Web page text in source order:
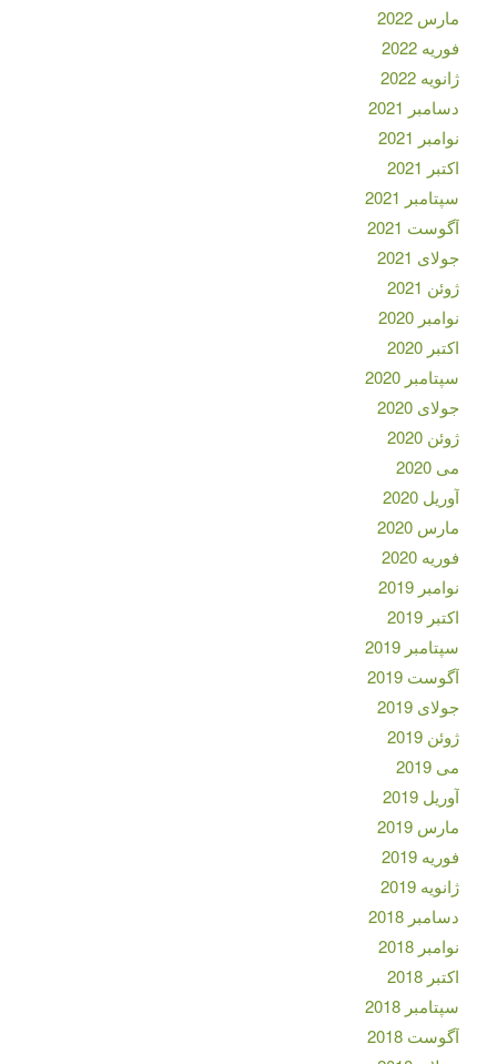
مارس 2022
فوریه 2022
ژانویه 2022
دسامبر 2021
نوامبر 2021
اکتبر 2021
سپتامبر 2021
آگوست 2021
جولای 2021
ژوئن 2021
نوامبر 2020
اکتبر 2020
سپتامبر 2020
جولای 2020
ژوئن 2020
می 2020
آوریل 2020
مارس 2020
فوریه 2020
نوامبر 2019
اکتبر 2019
سپتامبر 2019
آگوست 2019
جولای 2019
ژوئن 2019
می 2019
آوریل 2019
مارس 2019
فوریه 2019
ژانویه 2019
دسامبر 2018
نوامبر 2018
اکتبر 2018
سپتامبر 2018
آگوست 2018